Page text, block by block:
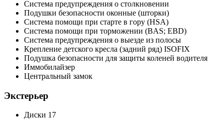
Система предупреждения о столкновении
Подушки безопасности оконные (шторки)
Система помощи при старте в гору (HSA)
Система помощи при торможении (BAS; EBD)
Система предупреждения о выезде из полосы
Крепление детского кресла (задний ряд) ISOFIX
Подушка безопасности для защиты коленей водителя
Иммобилайзер
Центральный замок
Экстерьер
Диски 17